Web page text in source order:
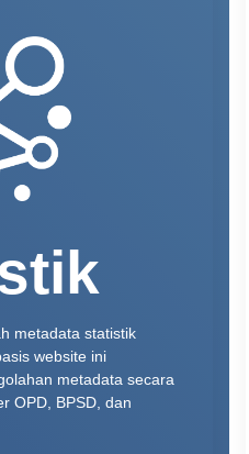
metadata statistik
website ini
metadata secara
OPD, BPSD, dan